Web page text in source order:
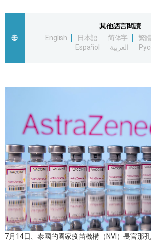
日本指南
視覺日本
臺灣香港
更多
人物訪談
日本入門
official SNS
其他語言閱讀
English
日本語 简体字 繁
Español
العربية
7月14日、泰國的國家疫苗機構（NVI）長官那